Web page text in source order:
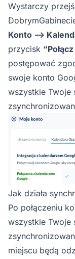
Wystarczy
Konto —>
przycisk
postępować
swoje konto
wszystkie Twoje
Jak działa
Po połączeniu
wszystkie Twoje
miejscu będą